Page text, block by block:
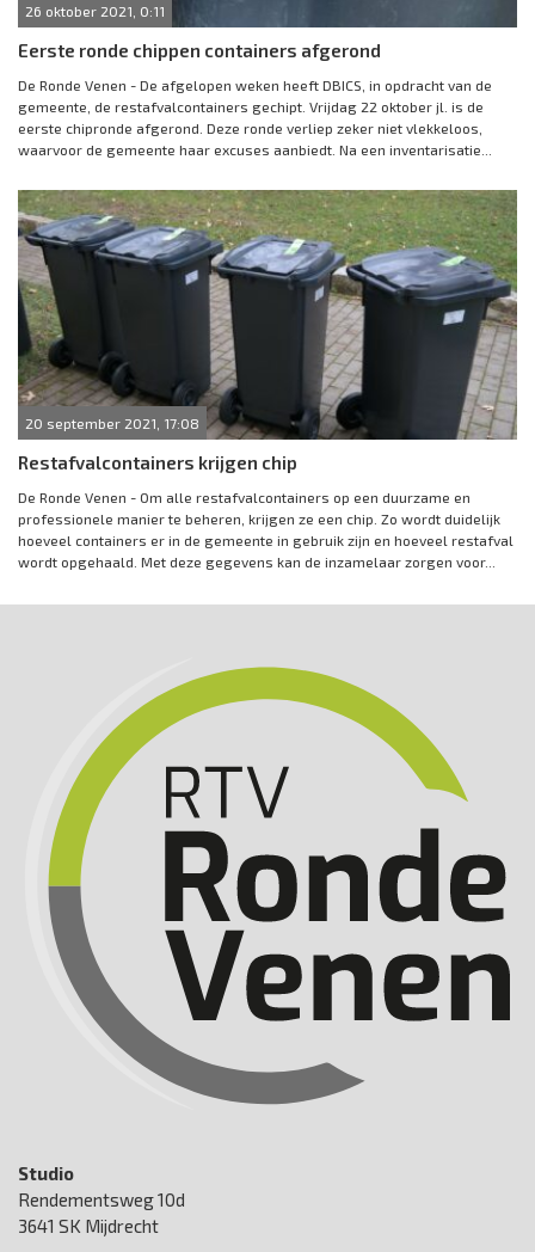
26 oktober 2021, 0:11
Eerste ronde chippen containers afgerond
De Ronde Venen - De afgelopen weken heeft DBICS, in opdracht van de
gemeente, de restafvalcontainers gechipt. Vrijdag 22 oktober jl. is de
eerste chipronde afgerond. Deze ronde verliep zeker niet vlekkeloos,
waarvoor de gemeente haar excuses aanbiedt. Na een inventarisatie...
20 september 2021, 17:08
Restafvalcontainers krijgen chip
De Ronde Venen - Om alle restafvalcontainers op een duurzame en
professionele manier te beheren, krijgen ze een chip. Zo wordt duidelijk
hoeveel containers er in de gemeente in gebruik zijn en hoeveel restafval
wordt opgehaald. Met deze gegevens kan de inzamelaar zorgen voor...
Studio
Rendementsweg 10d
3641 SK Mijdrecht